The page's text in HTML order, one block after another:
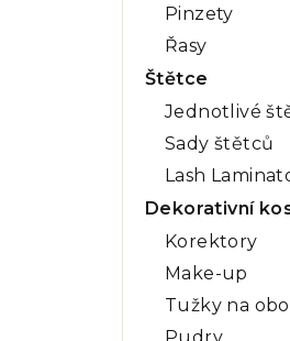
Pinzety
Řasy
Štětce
Jednotlivé
Sady štětců
Lash
Dekorativní
Korektory
Make-up
Tužky na